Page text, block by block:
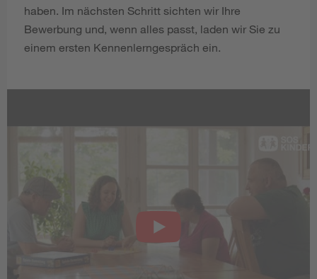
haben. Im nächsten Schritt sichten wir Ihre
Bewerbung und, wenn alles passt, laden wir Sie zu
einem ersten Kennenlerngespräch ein.